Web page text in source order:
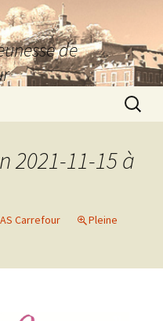
de
2021-11-15 à
Carrefour
Pleine